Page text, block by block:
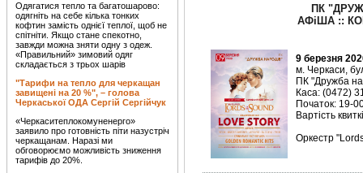
Одягатися тепло та багатошарово:
одягніть на себе кілька тонких
кофтин замість однієї теплої, щоб не
спітніти. Якщо стане спекотно,
завжди можна зняти одну з одеж.
«Правильний» зимовий одяг
складається з трьох шарів
"Тарифи на тепло для черкащан
завищені на 20 %", – голова
Черкаської ОДА Сергій Сергійчук
«Черкаситеплокомуненерго»
заявило про готовність піти назустріч
черкащанам. Наразі ми
обговорюємо можливість зниження
тарифів до 20%.
ПК
АФіША ::
9 березня
м. Черкаси,
ПК "Дружба
Каса: (0472)
Початок: 19-
Вартість
Оркестр